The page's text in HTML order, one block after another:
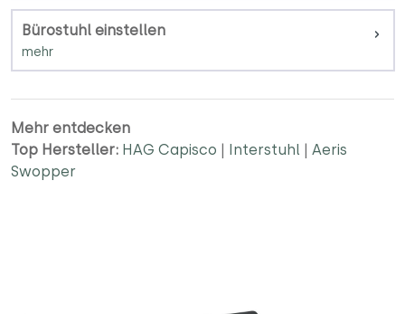
Bürostuhl einstellen
Mehr entdecken
Top Hersteller: HAG Capisco | Interstuhl | Aeris
Swopper